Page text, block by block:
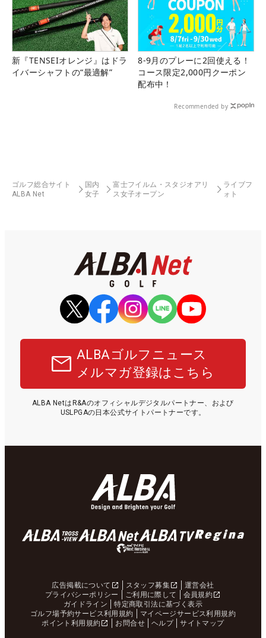
新『TENSEIオレンジ』はドラ
イバーシャフトの“最適解”
8-9月のプレーに2回使える！
コース限定2,000円クーポン
配布中！
Recommended by
ゴルフ総合サイト
ALBA Net
国内
女子
富士フイルム・スタジオアリ
ス女子オープン
ライブフ
ォト
ALBAゴルフニュース
メルマガ登録はこちら
ALBA NetはR&Aのオフィシャルデジタルパートナー、および
USLPGAの日本公式サイトパートナーです。
広告掲載について スタッフ募集
運営会社
プライバシーポリシー
ご利用に際して
会員規約
ガイドライン
特定商取引法に基づく表示
ゴルフ場予約サービス利用規約
マイページサービス利用規約
ポイント利用規約
お問合せ ヘルプ サイトマップ